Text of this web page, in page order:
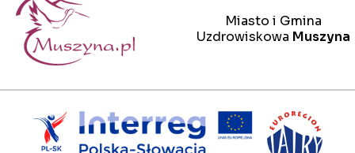
Miasto i Gmina
Uzdrowiskowa Muszyna
Miasto i Gmina Uzdrowiskowa Muszyna